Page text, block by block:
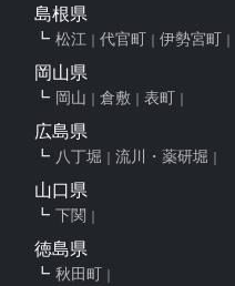
島根県
松江 代官町 伊勢宮町
岡山県
岡山 倉敷 表町
広島県
八丁堀 流川・薬研堀
山口県
下関
徳島県
秋田町